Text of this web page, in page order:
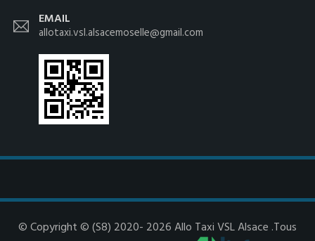
EMAIL
allotaxi.vsl.alsacemoselle@gmail.com
© Copyright © (S8) 2020- 2026 Allo Taxi VSL Alsace .Tous